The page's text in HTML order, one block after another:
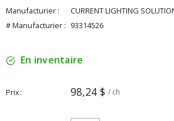
Manufacturier :
CURRENT LIGHTING
# Manufacturier : 93314526
En inventaire
Prix 98,24 $ / ch